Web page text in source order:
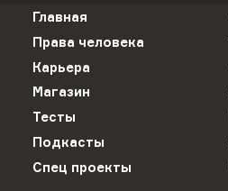
Главная
Права человека
Карьера
Магазин
Тесты
Подкасты
Спец проекты